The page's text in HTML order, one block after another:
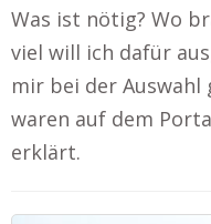
Was ist nötig? Wo
viel will ich dafür
mir bei der Auswahl
waren auf dem
erklärt.